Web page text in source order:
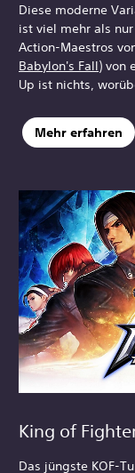
Diese moderne
ist viel mehr als
Action-Maestros
Babylon's Fall) von
Up ist nichts,
Mehr erfahren
King of
Das jüngste KOF-